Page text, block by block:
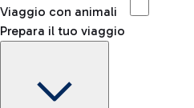
Viaggio con animali
Prepara il tuo viaggio